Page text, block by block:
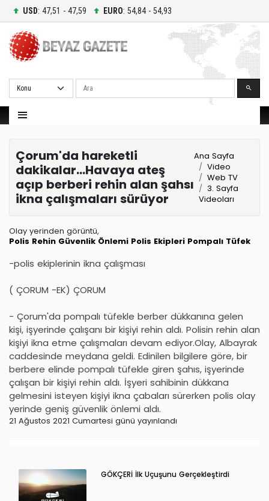
USD: 47,51 - 47,59 EURO: 54,84 - 54,93
Ara
Çorum'da hareketli
dakikalar...Havaya ateş
açıp berberi rehin alan şahsı
ikna çalışmaları sürüyor
Ana Sayfa
Video
Web TV
3. Sayfa
Videoları
Olay yerinden görüntü,
Polis Rehin Güvenlik Önlemi Polis Ekipleri Pompalı Tüfek
-polis ekiplerinin ikna çalışması
( ÇORUM -EK) ÇORUM
- Çorum'da pompalı tüfekle berber dükkanına gelen
kişi, işyerinde çalışanı bir kişiyi rehin aldı. Polisin rehin alan
kişiyi ikna etme çalışmaları devam ediyor.Olay, Albayrak
caddesinde meydana geldi. Edinilen bilgilere göre, bir
berbere elinde pompalı tüfekle giren şahıs, işyerinde
çalışan bir kişiyi rehin aldı. İşyeri sahibinin dükkana
gelmesini isteyen kişiyi ikna çabaları sürerken polis olay
yerinde geniş güvenlik önlemi aldı.
21 Ağustos 2021 Cumartesi günü yayınlandı
GÖKÇERİ İlk Uçuşunu Gerçekleştirdi